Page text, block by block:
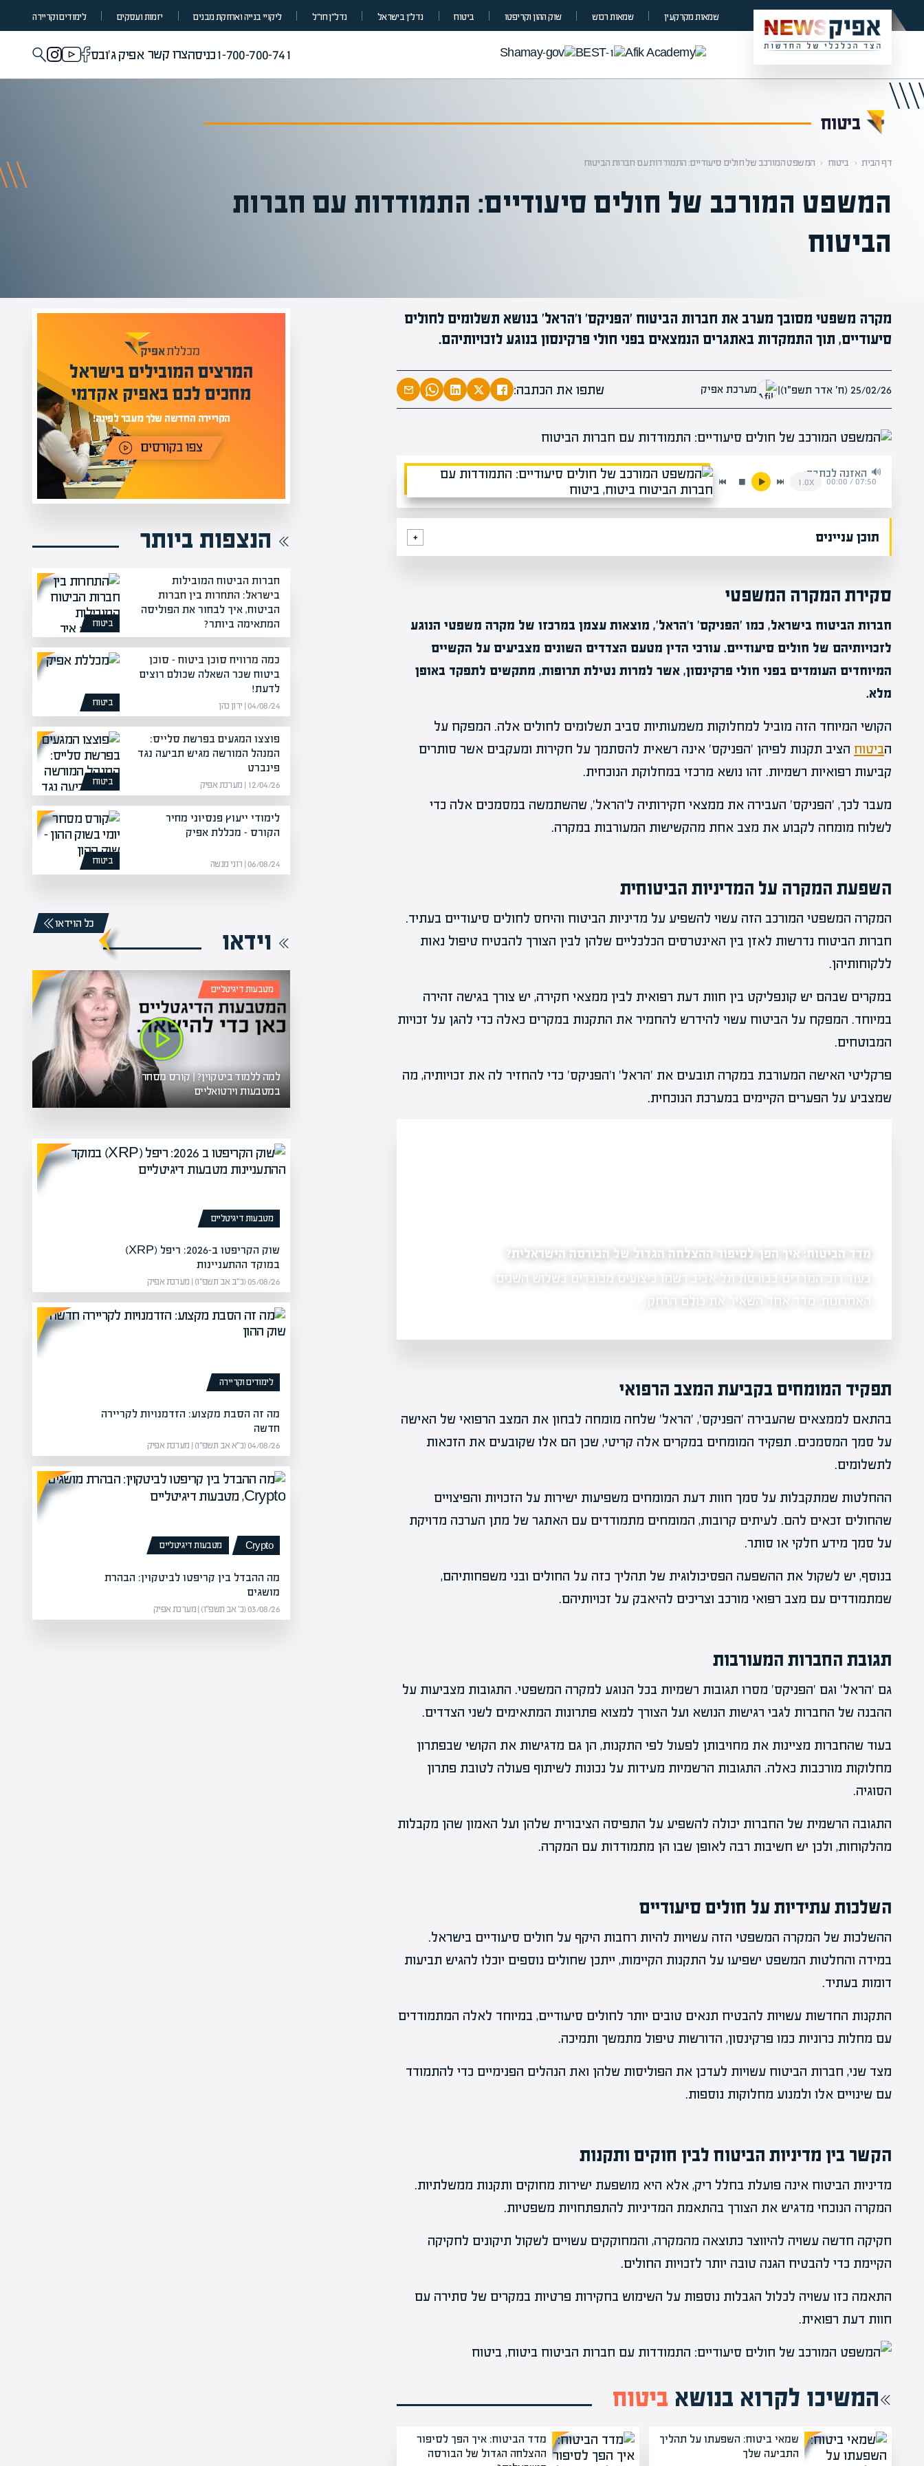
שמאות מקרקעין שמאות רכוש שוק ההון וקריפטו ביטוח נדל”ן בישראל נדל״ן חו״ל ליקויי בנייה ואחזקת מבנים יזמות ועסקים לימודים וקריירה
1-700-700-741כניסהצרו קשר אפיק ג'ובס
ביטוח
דף הבית ‹ ביטוח ‹ המשפט המורכב של חולים סיעודיים: התמודדות עם חברות הביטוח
המשפט המורכב של חולים סיעודיים: התמודדות עם חברות
הביטוח
מקרה משפטי מסובך מערב את חברות הביטוח 'הפניקס' ו'הראל' בנושא תשלומים לחולים
סיעודיים, תוך התמקדות באתגרים הנמצאים בפני חולי פרקינסון בנוגע לזכויותיהם.
25/02/26 (ח׳ אדר תשפ״ו) | מערכת אפיק שתפו את הכתבה:
האזנה לכתבה:
07:50
/
00:00
1.0x
תוכן עניינים
סקירת המקרה המשפטי
חברות הביטוח בישראל, כמו 'הפניקס' ו'הראל', מוצאות עצמן במרכזו של מקרה משפטי הנוגע
לזכויותיהם של חולים סיעודיים. עורכי הדין מטעם הצדדים השונים מצביעים על הקשיים
המיוחדים העומדים בפני חולי פרקינסון, אשר למרות נטילת תרופות, מתקשים לתפקד באופן
מלא.
הקושי המיוחד הזה מוביל למחלוקות משמעותיות סביב תשלומים לחולים אלה. המפקח על
הביטוח הציב תקנות לפיהן 'הפניקס' אינה רשאית להסתמך על חקירות ומעקבים אשר סותרים
קביעות רפואיות רשמיות. זהו נושא מרכזי במחלוקת הנוכחית.
מעבר לכך, 'הפניקס' העבירה את ממצאי חקירותיה ל'הראל', שהשתמשה במסמכים אלה כדי
לשלוח מומחה לקבוע את מצב אחת מהקשישות המעורבות במקרה.
השפעת המקרה על המדיניות הביטוחית
המקרה המשפטי המורכב הזה עשוי להשפיע על מדיניות הביטוח והיחס לחולים סיעודיים בעתיד.
חברות הביטוח נדרשות לאזן בין האינטרסים הכלכליים שלהן לבין הצורך להבטיח טיפול נאות
ללקוחותיהן.
במקרים שבהם יש קונפליקט בין חוות דעת רפואית לבין ממצאי חקירה, יש צורך בגישה זהירה
במיוחד. המפקח על הביטוח עשוי להידרש להחמיר את התקנות במקרים כאלה כדי להגן על זכויות
המבוטחים.
פרקליטי האישה המעורבת במקרה תובעים את 'הראל' ו'הפניקס' כדי להחזיר לה את זכויותיה, מה
שמצביע על הפערים הקיימים במערכת הנוכחית.
גורם מכריע
מדד הביטוח: איך הפך לסיפור ההצלחה הגדול של הבורסה הישראלית?
בעוד רוב המדדים בבורסת תל אביב רשמו ביצועים מכובדים בשלוש השנים
האחרונות, מדד אחד השאיר את כולם הרחק…
ביטוח ישיר מושעית: לא תוכל למכור ביטוח רכב החל מהיום
חשיפת כלכליסט : ביטוח ישיר, אחת החברות הגדולות בתחום ביטוחי הרכב
תפקיד המומחים בקביעת המצב הרפואי
בהתאם לממצאים שהעבירה 'הפניקס', 'הראל' שלחה מומחה לבחון את המצב הרפואי של האישה
על סמך המסמכים. תפקיד המומחים במקרים אלה קריטי, שכן הם אלו שקובעים את הזכאות
לתשלומים.
ההחלטות שמתקבלות על סמך חוות דעת המומחים משפיעות ישירות על הזכויות והפיצויים
שהחולים זכאים להם. לעיתים קרובות, המומחים מתמודדים עם האתגר של מתן הערכה מדויקת
על סמך מידע חלקי או סותר.
בנוסף, יש לשקול את ההשפעה הפסיכולוגית של תהליך כזה על החולים ובני משפחותיהם,
שמתמודדים עם מצב רפואי מורכב וצריכים להיאבק על זכויותיהם.
תגובת החברות המעורבות
גם 'הראל' וגם 'הפניקס' מסרו תגובות רשמיות בכל הנוגע למקרה המשפטי. התגובות מצביעות על
ההבנה של החברות לגבי רגישות הנושא ועל הצורך למצוא פתרונות המתאימים לשני הצדדים.
בעוד שהחברות מציינות את מחויבותן לפעול לפי התקנות, הן גם מדגישות את הקושי שבפתרון
מחלוקות מורכבות כאלה. התגובות הרשמיות מעידות על נכונות לשיתוף פעולה לטובת פתרון
הסוגיה.
התגובה הרשמית של החברות יכולה להשפיע על התפיסה הציבורית שלהן ועל האמון שהן מקבלות
מהלקוחות, ולכן יש חשיבות רבה לאופן שבו הן מתמודדות עם המקרה.
השלכות עתידיות על חולים סיעודיים
ההשלכות של המקרה המשפטי הזה עשויות להיות רחבות היקף על חולים סיעודיים בישראל.
במידה והחלטות המשפט ישפיעו על התקנות הקיימות, ייתכן שחולים נוספים יוכלו להגיש תביעות
דומות בעתיד.
התקנות החדשות עשויות להבטיח תנאים טובים יותר לחולים סיעודיים, במיוחד לאלה המתמודדים
עם מחלות כרוניות כמו פרקינסון, הדורשות טיפול מתמשך ותמיכה.
מצד שני, חברות הביטוח עשויות לעדכן את הפוליסות שלהן ואת הנהלים הפנימיים כדי להתמודד
עם שינויים אלו ולמנוע מחלוקות נוספות.
הקשר בין מדיניות הביטוח לבין חוקים ותקנות
מדיניות הביטוח אינה פועלת בחלל ריק, אלא היא מושפעת ישירות מחוקים ותקנות ממשלתיות.
המקרה הנוכחי מדגיש את הצורך בהתאמת המדיניות להתפתחויות משפטיות.
חקיקה חדשה עשויה להיווצר כתוצאה מהמקרה, והמחוקקים עשויים לשקול תיקונים לחקיקה
הקיימת כדי להבטיח הגנה טובה יותר לזכויות החולים.
התאמה כזו עשויה לכלול הגבלות נוספות על השימוש בחקירות פרטיות במקרים של סתירה עם
חוות דעת רפואית.
המשיכו לקרוא בנושא ביטוח
שמאי ביטוח: השפעתו על תהליך
התביעה שלך
מדד הביטוח: איך הפך לסיפור
ההצלחה הגדול של הבורסה
המרצים המובילים בישראל
מחכים לכם באפיק אקדמי
מומחים בהערכת שווי
מעל 1000 מומחים
בהערכות שווי
מחכים לכם באתר
הנצפות ביותר
ביטוח
חברות הביטוח המובילות
בישראל: התחרות בין חברות
הביטוח, איך לבחור את הפוליסה
המתאימה ביותר?
ביטוח
כמה מרוויח סוכן ביטוח – סוכן
ביטוח שכר השאלה שכולם רוצים
לדעת!
04/08/24 | ירון כהן
ביטוח
פוצצו המגעים בפרשת סלייס:
המנהל המורשה מגיש תביעה נגד
פינברט
12/04/26 | מערכת אפיק
ביטוח
לימודי ייעוץ פנסיוני מחיר
הקורס – מכללת אפיק
06/08/24 | רוני מנשה
וידאו
כל הוידאו
מטבעות דיגיטליים
למה ללמוד ביטקוין? | קורס מסחר
במטבעות וירטואליים
מטבעות דיגיטליים
שוק הקריפטו ב-2026: ריפל (XRP)
במוקד ההתעניינות
05/08/26 (כ״ב אב תשפ״ו) | מערכת אפיק
לימודים וקריירה
מה זה הסבת מקצוע: הזדמנויות לקריירה
חדשה
04/08/26 (כ״א אב תשפ״ו) | מערכת אפיק
Crypto מטבעות דיגיטליים
מה ההבדל בין קריפטו לביטקוין: הבהרת
מושגים
03/08/26 (כ׳ אב תשפ״ו) | מערכת אפיק